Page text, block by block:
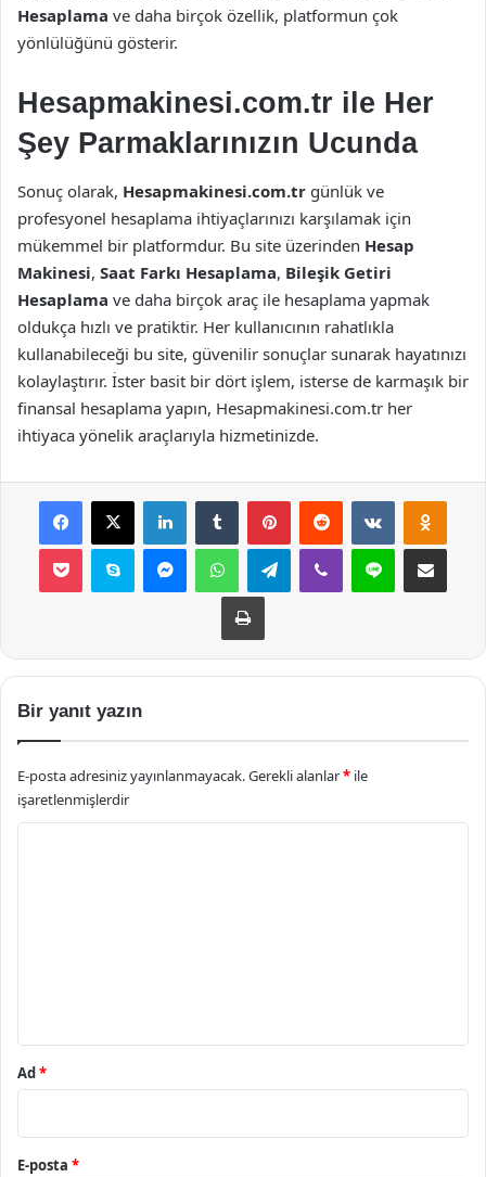
Hesaplama ve daha birçok özellik, platformun çok
yönlülüğünü gösterir.
Hesapmakinesi.com.tr ile Her
Şey Parmaklarınızın Ucunda
Sonuç olarak, Hesapmakinesi.com.tr günlük ve
profesyonel hesaplama ihtiyaçlarınızı karşılamak için
mükemmel bir platformdur. Bu site üzerinden Hesap
Makinesi, Saat Farkı Hesaplama, Bileşik Getiri
Hesaplama ve daha birçok araç ile hesaplama yapmak
oldukça hızlı ve pratiktir. Her kullanıcının rahatlıkla
kullanabileceği bu site, güvenilir sonuçlar sunarak hayatınızı
kolaylaştırır. İster basit bir dört işlem, isterse de karmaşık bir
finansal hesaplama yapın, Hesapmakinesi.com.tr her
ihtiyaca yönelik araçlarıyla hizmetinizde.
Facebook
X LinkedInTumblr PinterestReddit VKontakte
Pocket Skype MessengerWhatsAppTelegramViber Line E-Posta ile
Yazdır
Bir yanıt yazın
E-posta adresiniz yayınlanmayacak.Gerekli alanlar* ile
işaretlenmişlerdir
Ad *
E-posta *